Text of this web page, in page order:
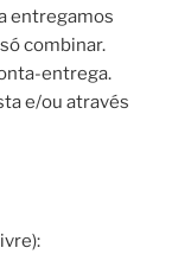
entregamos
combinar.
entrega.
e/ou através